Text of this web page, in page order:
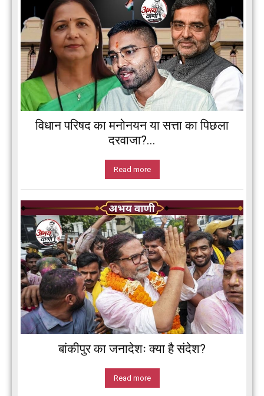
विधान परिषद का मनोनयन या सत्ता का पिछला
दरवाजा?...
Read more
बांकीपुर का जनादेशः क्या है संदेश?
Read more